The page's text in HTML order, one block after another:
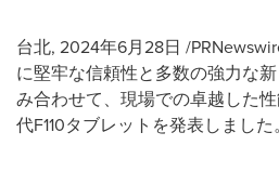
台北, 2024年6月28日 /
に堅牢な信頼性と多数の強力な
み合わせて、現場での卓越した
代F110タブレットを発表しました。